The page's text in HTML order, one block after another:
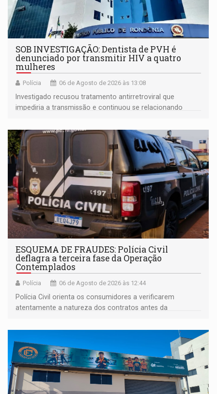
SOB INVESTIGAÇÃO: Dentista de PVH é
denunciado por transmitir HIV a quatro
mulheres
Polícia 06 de Agosto de 2026 às 13:08
Investigado recusou tratamento antirretroviral que
impediria a transmissão e continuou se relacionando
ESQUEMA DE FRAUDES: Polícia Civil
deflagra a terceira fase da Operação
Contemplados
Polícia 06 de Agosto de 2026 às 12:44
Polícia Civil orienta os consumidores a verificarem
atentamente a natureza dos contratos antes da